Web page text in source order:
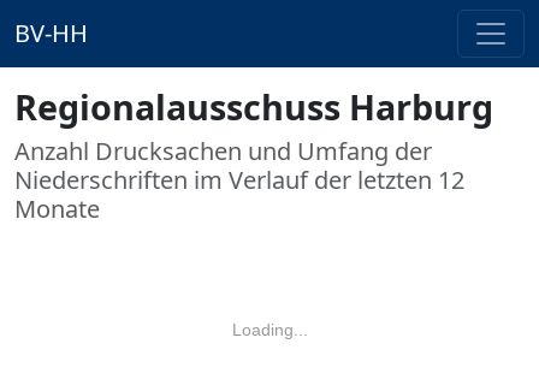
BV-HH
Regionalausschuss Harburg
Anzahl Drucksachen und Umfang der
Niederschriften im Verlauf der letzten 12
Monate
Loading...